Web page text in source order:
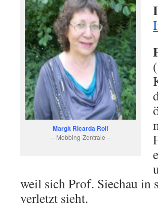
Margit Ricarda Rolf
– Mobbing-Zentrale –
weil sich Prof. Siechau in
verletzt sieht.